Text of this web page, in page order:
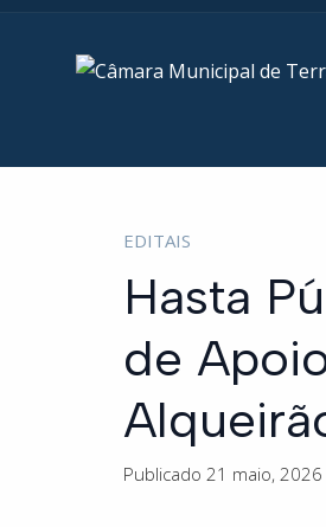
EDITAIS
Hasta
de
Publicado 21 maio, 2026